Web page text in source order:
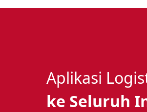
Aplikasi
ke Seluruh